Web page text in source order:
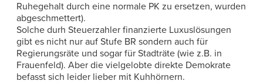
Ruhegehalt durch eine normale PK zu ersetzen, wurden
abgeschmettert).
Solche durh Steuerzahler finanzierte Luxuslösungen
gibt es nicht nur auf Stufe BR sondern auch für
Regierungsräte und sogar für Stadträte (wie z.B. in
Frauenfeld). Aber die vielgelobte direkte Demokrate
befasst sich leider lieber mit Kuhhörnern.